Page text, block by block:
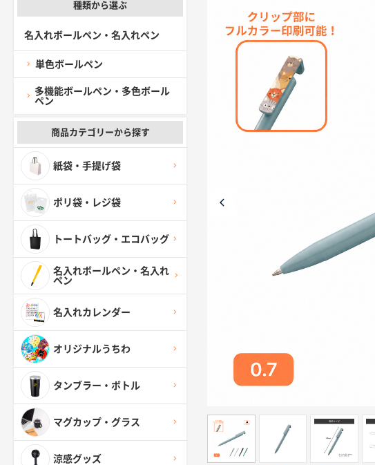
種類から選ぶ
名入れボールペン・名入れペン
単色ボールペン
多機能ボールペン・多色ボール
ペン
商品カテゴリーから探す
紙袋・手提げ袋
ポリ袋・レジ袋
トートバッグ・エコバッグ
名入れボールペン・名入れ
ペン
名入れカレンダー
オリジナルうちわ
タンブラー・ボトル
マグカップ・グラス
涼感グッズ